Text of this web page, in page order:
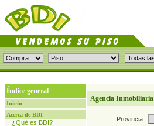
Índice general
Inicio
Acerca de BDI
¿Qué es BDI?
Agencia Inmobiliaria
Provincia